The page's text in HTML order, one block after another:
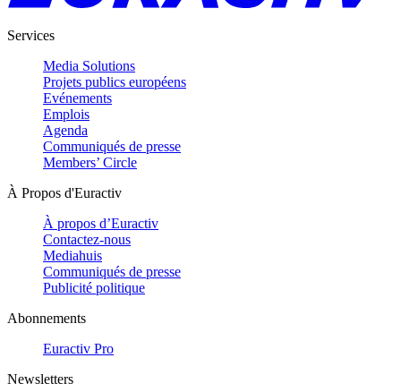
Services
Media Solutions
Projets publics européens
Evénements
Emplois
Agenda
Communiqués de presse
Members’ Circle
À Propos d'Euractiv
À propos d’Euractiv
Contactez-nous
Mediahuis
Communiqués de presse
Publicité politique
Abonnements
Euractiv Pro
Newsletters